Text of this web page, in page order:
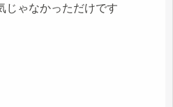
じゃなかっただけです